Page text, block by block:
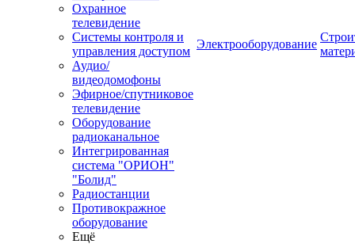
Охранное
телевидение
Системы контроля и
управления доступом
Аудио/
видеодомофоны
Эфирное/спутниковое
телевидение
Оборудование
радиоканальное
Интегрированная
система "ОРИОН"
"Болид"
Радиостанции
Противокражное
оборудование
Ещё
Электрооборудование